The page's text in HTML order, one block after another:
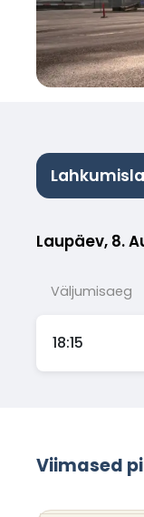
Laupäev, 8.
Väljumisaeg
18:15
Viimased